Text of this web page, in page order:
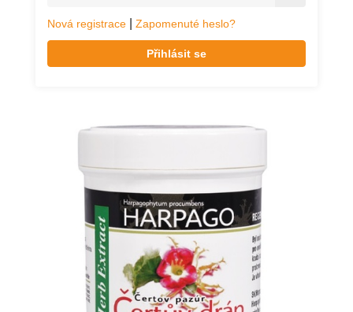
Nová registrace Zapomenuté heslo?
Přihlásit se